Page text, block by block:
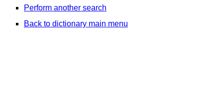
Perform another search
Back to dictionary main menu